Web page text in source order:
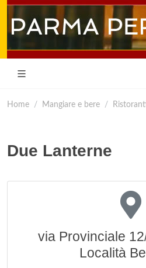
Home Mangiare e bere
Due Lanterne
via Provinciale
Località